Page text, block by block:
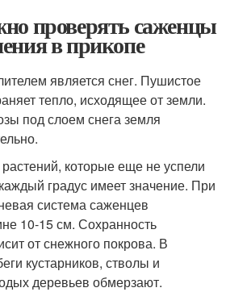
проверять саженцы
в прикопе
является снег. Пушистое
тепло, исходящее от земли.
под слоем снега земля
которые еще не успели
градус имеет значение. При
система саженцев
10-15 см. Сохранность
от снежного покрова. В
кустарников, стволы и
деревьев обмерзают.